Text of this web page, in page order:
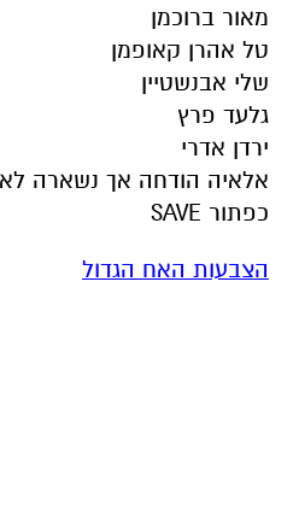
מאור ברוכמן
טל אהרן קאופמן
שלי אבנשטיין
גלעד פרץ
ירדן אדרי
אלאיה הודחה אך נשארה
כפתור SAVE
הצבעות האח הגדול